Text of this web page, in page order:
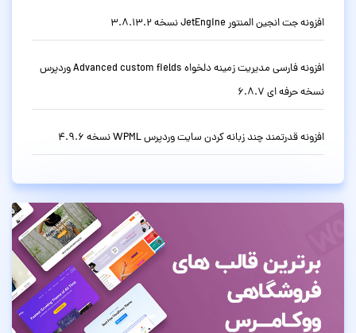
افزونه جت انجین المنتور JetEngine نسخه 3.8.13.2
افزونه فارسی مدیریت زمینه دلخواه Advanced custom fields وردپرس
نسخه حرفه ای 6.8.7
افزونه قدرتمند چند زبانه کردن سایت وردپرس WPML نسخه 4.9.6